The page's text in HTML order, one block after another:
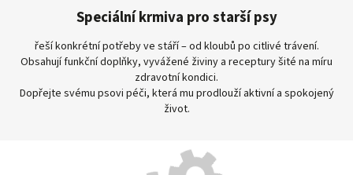
Speciální krmiva pro starší psy
řeší konkrétní potřeby ve stáří – od kloubů po citlivé trávení.
Obsahují funkční doplňky, vyvážené živiny a receptury šité na míru
zdravotní kondici.
Dopřejte svému psovi péči, která mu prodlouží aktivní a spokojený
život.